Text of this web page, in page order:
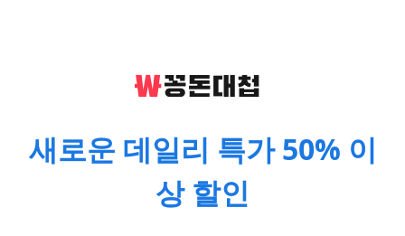
새로운 데일리 특가 50% 이
상 할인